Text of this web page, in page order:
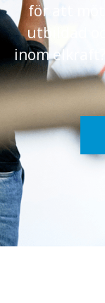
för att
utbildad
inom